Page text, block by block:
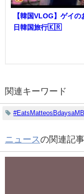
【韓国VLOG】ゲイの
日韓国旅行🇰🇷
関連キーワード
#EatsMatteosBdaysaMB
ニュースの関連記事